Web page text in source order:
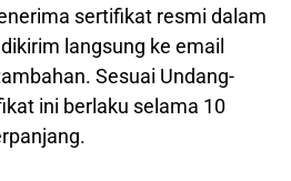
sertifikat resmi dalam
langsung ke email
Sesuai Undang-
ini berlaku selama 10